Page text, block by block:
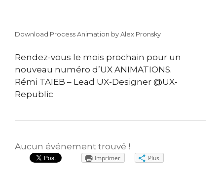
Download Process Animation by Alex Pronsky
Rendez-vous le mois prochain pour un
nouveau numéro d’UX ANIMATIONS.
Rémi TAIEB – Lead UX-Designer @UX-
Republic
Aucun événement trouvé !
Imprimer Plus